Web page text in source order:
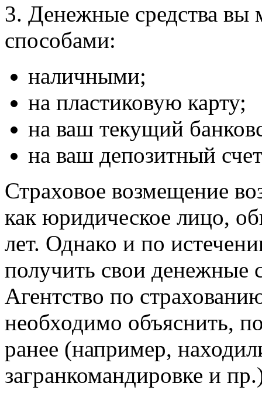
3. Денежные средства вы
способами:
наличными;
на пластиковую карту;
на ваш текущий
на ваш депозитный
Страховое возмещение
как юридическое лицо,
лет. Однако и по
получить свои денежные
Агентство по
необходимо объяснить,
ранее (например,
загранкомандировке и